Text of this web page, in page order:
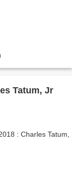
Tatum, Jr